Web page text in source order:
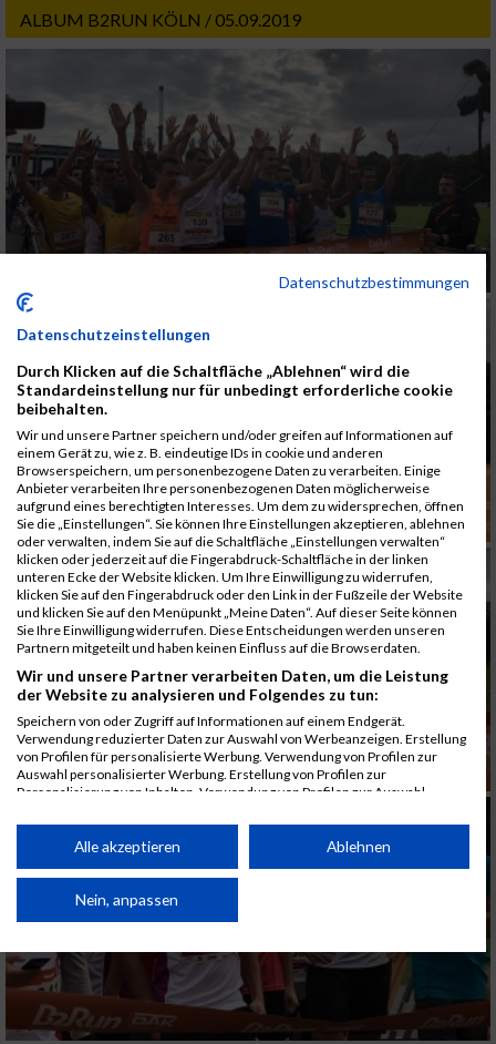
ALBUM B2RUN KÖLN / 05.09.2019
Datenschutzbestimmungen
Datenschutzeinstellungen
Durch Klicken auf die Schaltfläche „Ablehnen“ wird die
Standardeinstellung nur für unbedingt erforderliche cookie
beibehalten.
Wir und unsere Partner speichern und/oder greifen auf Informationen auf
einem Gerät zu, wie z. B. eindeutige IDs in cookie und anderen
Browserspeichern, um personenbezogene Daten zu verarbeiten. Einige
Anbieter verarbeiten Ihre personenbezogenen Daten möglicherweise
aufgrund eines berechtigten Interesses. Um dem zu widersprechen, öffnen
Sie die „Einstellungen“. Sie können Ihre Einstellungen akzeptieren, ablehnen
oder verwalten, indem Sie auf die Schaltfläche „Einstellungen verwalten“
klicken oder jederzeit auf die Fingerabdruck-Schaltfläche in der linken
unteren Ecke der Website klicken. Um Ihre Einwilligung zu widerrufen,
klicken Sie auf den Fingerabdruck oder den Link in der Fußzeile der Website
und klicken Sie auf den Menüpunkt „Meine Daten“. Auf dieser Seite können
Sie Ihre Einwilligung widerrufen. Diese Entscheidungen werden unseren
Partnern mitgeteilt und haben keinen Einfluss auf die Browserdaten.
Wir und unsere Partner verarbeiten Daten, um die Leistung
der Website zu analysieren und Folgendes zu tun:
Speichern von oder Zugriff auf Informationen auf einem Endgerät.
Verwendung reduzierter Daten zur Auswahl von Werbeanzeigen. Erstellung
von Profilen für personalisierte Werbung. Verwendung von Profilen zur
Auswahl personalisierter Werbung. Erstellung von Profilen zur
Personalisierung von Inhalten. Verwendung von Profilen zur Auswahl
Performance von Inhalten. Analyse von Zielgruppen durch Statistiken oder
Kombinationen von Daten aus verschiedenen Quellen. Entwicklung und
von Inhalten.
Daten können außerhalb der Europäischen Union weitergegeben und in die
Website/App.
Partnerliste anzeigen (1 IAB-Anbieter)
Wir nutzen Ihre Daten für folgende Zwecke:
Alle akzeptieren Ablehnen
Nein, anpassen